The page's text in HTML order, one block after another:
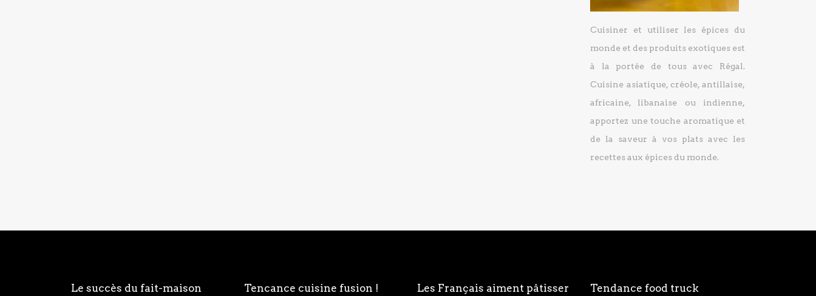
Cuisiner et utiliser les épices du
monde et des produits exotiques est
à la portée de tous avec Régal.
Cuisine asiatique, créole, antillaise,
africaine, libanaise ou indienne,
apportez une touche aromatique et
de la saveur à vos plats avec les
recettes aux épices du monde.
Le succès du fait-maison Tencance cuisine fusion !
Les Français aiment pâtisser
Tendance food truck